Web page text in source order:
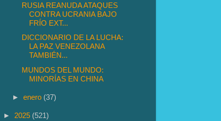
RUSIA REANUDA ATAQUES
CONTRA UCRANIA BAJO
FRÍO EXT...
DICCIONARIO DE LA LUCHA:
LA PAZ VENEZOLANA
TAMBIÉN...
MUNDOS DEL MUNDO:
MINORÍAS EN CHINA
►enero (37)
► 2025 (521)